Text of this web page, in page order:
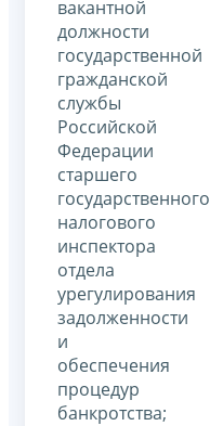
вакантной
должности
государственной
гражданской
службы
Российской
Федерации
старшего
государственного
налогового
инспектора
отдела
урегулирования
задолженности
и
обеспечения
процедур
банкротства;